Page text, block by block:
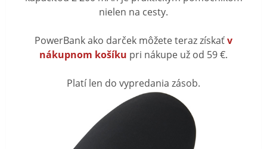
nielen na cesty.
PowerBank ako darček môžete teraz získaťv
nákupnom košíku pri nákupe už od 59 €.
Platí len do vypredania zásob.